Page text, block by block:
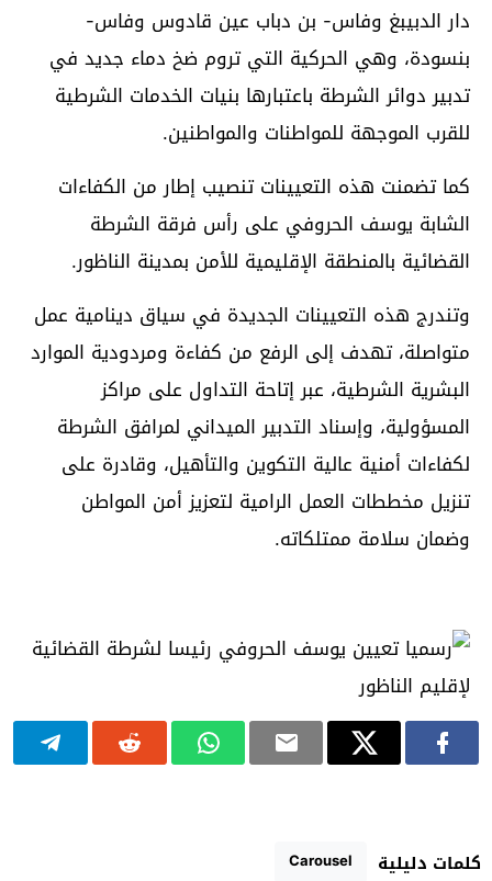
دار الدبيبغ وفاس- بن دباب عين قادوس وفاس-
بنسودة، وهي الحركية التي تروم ضخ دماء جديد في
تدبير دوائر الشرطة باعتبارها بنيات الخدمات الشرطية
للقرب الموجهة للمواطنات والمواطنين.
كما تضمنت هذه التعيينات تنصيب إطار من الكفاءات
الشابة يوسف الحروفي على رأس فرقة الشرطة
القضائية بالمنطقة الإقليمية للأمن بمدينة الناظور.
وتندرج هذه التعيينات الجديدة في سياق دينامية عمل
متواصلة، تهدف إلى الرفع من كفاءة ومردودية الموارد
البشرية الشرطية، عبر إتاحة التداول على مراكز
المسؤولية، وإسناد التدبير الميداني لمرافق الشرطة
لكفاءات أمنية عالية التكوين والتأهيل، وقادرة على
تنزيل مخططات العمل الرامية لتعزيز أمن المواطن
وضمان سلامة ممتلكاته.
كلمات دليلية Carousel